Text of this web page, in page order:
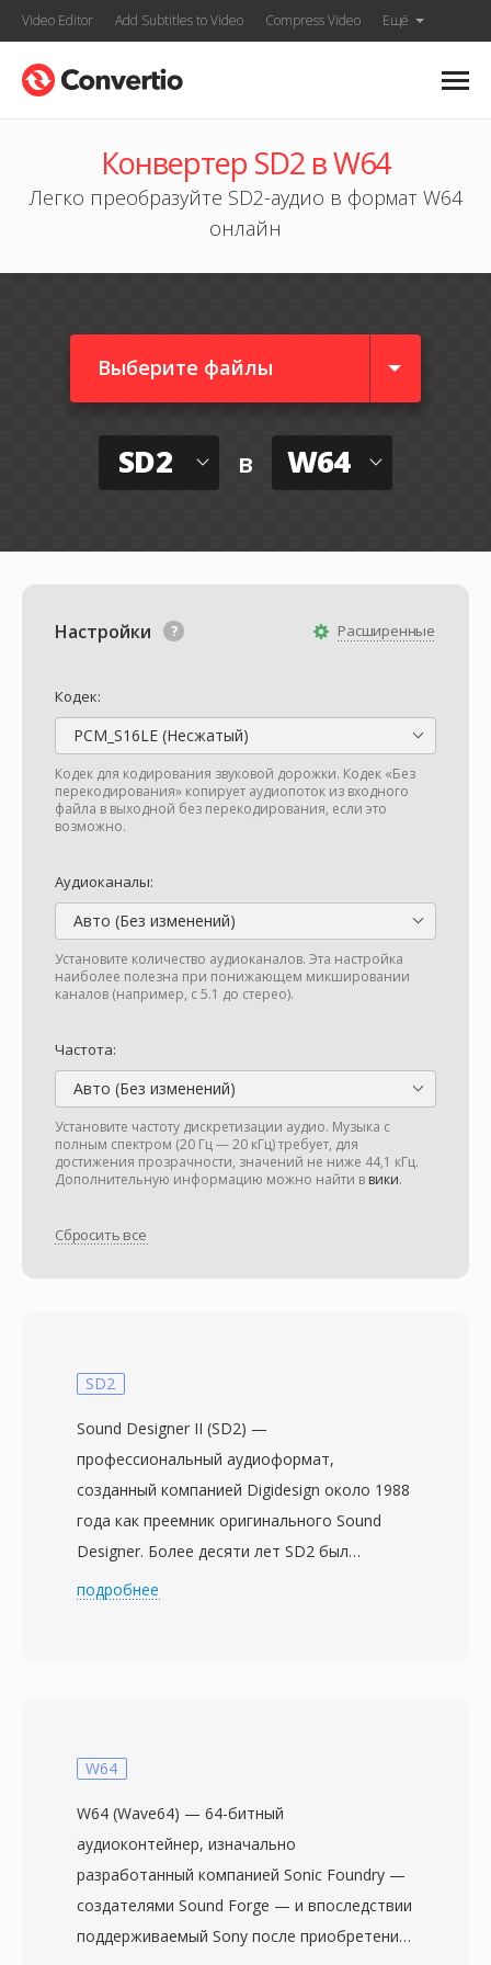
Video Editor Add Subtitles to Video Compress Video Ещё
Конвертер SD2 в W64
Легко преобразуйте SD2-аудио в формат W64
онлайн
Выберите файлы
SD2 в W64
Расширенные
Настройки
Кодек:
PCM_S16LE (Несжатый)
Кодек для кодирования звуковой дорожки. Кодек «Без
перекодирования» копирует аудиопоток из входного
файла в выходной без перекодирования, если это
возможно.
Аудиоканалы:
Авто (Без изменений)
Установите количество аудиоканалов. Эта настройка
наиболее полезна при понижающем микшировании
каналов (например, с 5.1 до стерео).
Частота:
Авто (Без изменений)
Установите частоту дискретизации аудио. Музыка с
полным спектром (20 Гц — 20 кГц) требует, для
достижения прозрачности, значений не ниже 44,1 кГц.
Дополнительную информацию можно найти в вики.
Сбросить все
SD2
Sound Designer II (SD2) —
профессиональный аудиоформат,
созданный компанией Digidesign около 1988
года как преемник оригинального Sound
Designer. Более десяти лет SD2 был
стандартным форматом обмена в
профессиональном производстве (44,1, 48,
особенность — хранение критических
метаданных (частота дискретизации,
разрядность, конфигурация каналов) в
ресурсном форке классической Mac OS,
тогда как аудиоданные находятся в форке
подробнее
W64
W64 (Wave64) — 64-битный
аудиоконтейнер, изначально
разработанный компанией Sonic Foundry —
создателями Sound Forge — и впоследствии
поддерживаемый Sony после приобретения